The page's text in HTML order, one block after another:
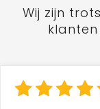
Wij zijn